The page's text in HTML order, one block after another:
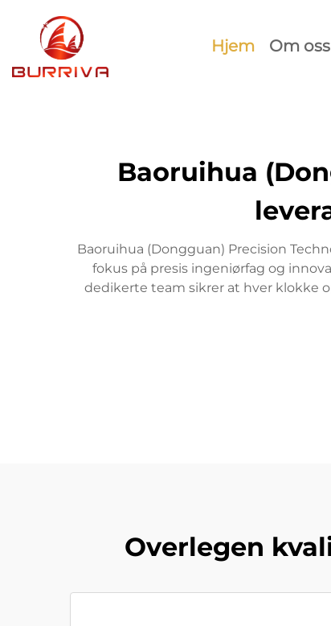
Hjem Om oss
Baoruihua
Baoruihua (Dongguan) Precision
fokus på presis ingeniørfag og
dedikerte team sikrer at hver klokke
Overlegen